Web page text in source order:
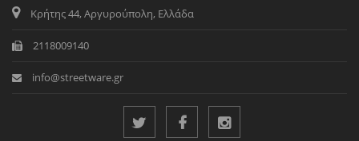
Κρήτης 44, Αργυρούπολη, Ελλάδα
2118009140
info@streetware.gr